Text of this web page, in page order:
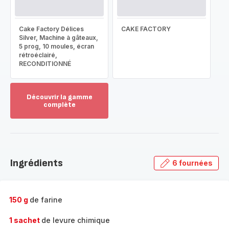
Cake Factory Délices
Silver, Machine à gâteaux,
5 prog, 10 moules, écran
rétroéclairé,
RECONDITIONNÉ
CAKE FACTORY
Découvrir la gamme
complète
gamme
Ingrédients 6 fournées
150 g de farine
1 sachet de levure chimique